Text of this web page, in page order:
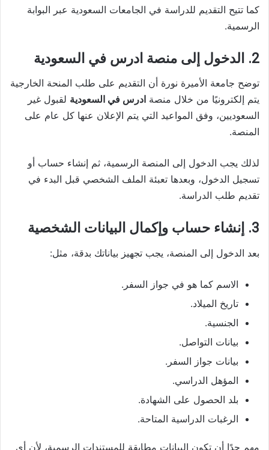
كما تتيح التقديم للدراسة في الجامعات السعودية عبر البوابة
الرسمية.
2. الدخول إلى منصة ادرس في السعودية
توضح جامعة الأميرة نورة أن التقديم على طلب المنحة الخارجية
يتم إلكترونيًا من خلال منصة ادرس في السعودية لقبول غير
السعوديين، وفق المواعيد التي يتم الإعلان عنها كل عام على
المنصة.
لذلك يجب الدخول إلى المنصة الرسمية، ثم إنشاء حساب أو
تسجيل الدخول، وبعدها تعبئة الملف الشخصي قبل البدء في
تقديم طلب الدراسة.
3. إنشاء حساب وإكمال البيانات الشخصية
بعد الدخول إلى المنصة، يجب تجهيز بياناتك بدقة، مثل:
الاسم كما هو في جواز السفر.
تاريخ الميلاد.
الجنسية.
بيانات التواصل.
بيانات جواز السفر.
المؤهل الدراسي.
بلد الحصول على الشهادة.
الرغبات الدراسية المتاحة.
مهم جدًا أن تكون البيانات مطابقة للمستندات الرسمية، لأن أي